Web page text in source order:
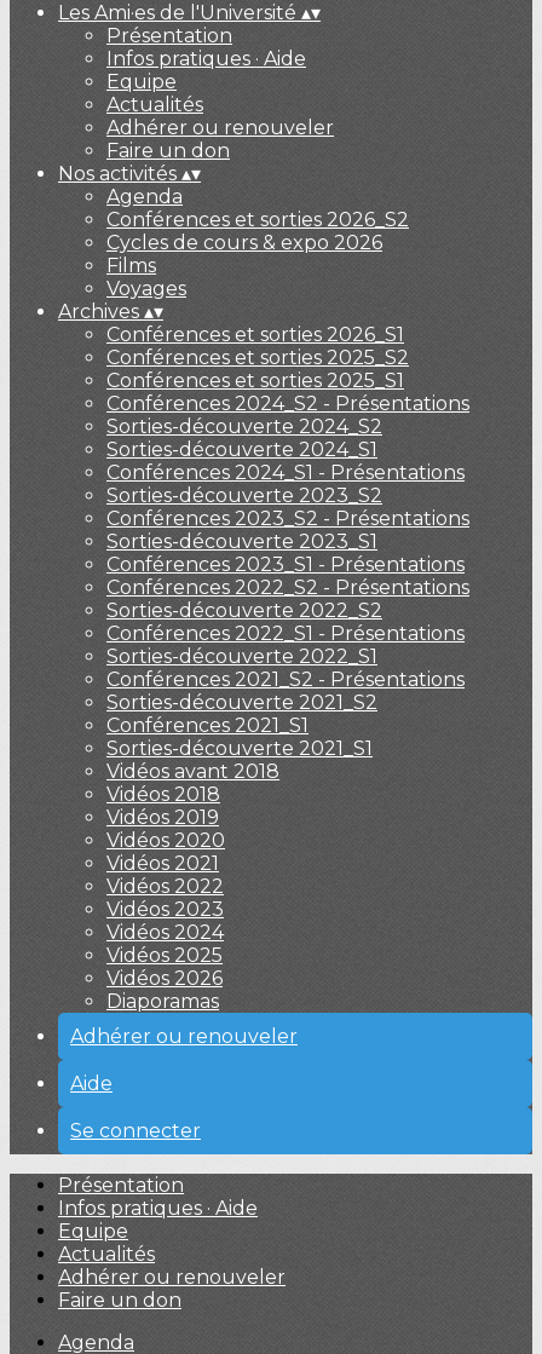
Les Ami·es de l'Université ▴▾
Présentation
Infos pratiques · Aide
Equipe
Actualités
Adhérer ou renouveler
Faire un don
Nos activités ▴▾
Agenda
Conférences et sorties 2026_S2
Cycles de cours & expo 2026
Films
Voyages
Archives ▴▾
Conférences et sorties 2026_S1
Conférences et sorties 2025_S2
Conférences et sorties 2025_S1
Conférences 2024_S2 - Présentations
Sorties-découverte 2024_S2
Sorties-découverte 2024_S1
Conférences 2024_S1 - Présentations
Sorties-découverte 2023_S2
Conférences 2023_S2 - Présentations
Sorties-découverte 2023_S1
Conférences 2023_S1 - Présentations
Conférences 2022_S2 - Présentations
Sorties-découverte 2022_S2
Conférences 2022_S1 - Présentations
Sorties-découverte 2022_S1
Conférences 2021_S2 - Présentations
Sorties-découverte 2021_S2
Conférences 2021_S1
Sorties-découverte 2021_S1
Vidéos avant 2018
Vidéos 2018
Vidéos 2019
Vidéos 2020
Vidéos 2021
Vidéos 2022
Vidéos 2023
Vidéos 2024
Vidéos 2025
Vidéos 2026
Diaporamas
Adhérer ou renouveler
Aide
Se connecter
Présentation
Infos pratiques · Aide
Equipe
Actualités
Adhérer ou renouveler
Faire un don
Agenda